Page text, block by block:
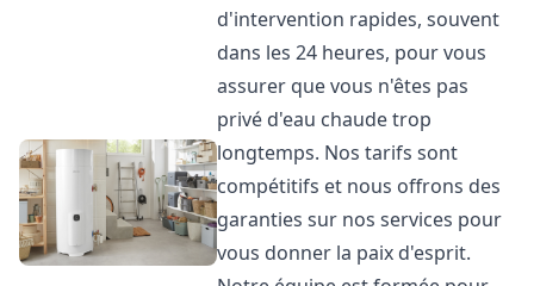
d'intervention rapides, souvent
dans les 24 heures, pour vous
assurer que vous n'êtes pas
privé d'eau chaude trop
longtemps. Nos tarifs sont
compétitifs et nous offrons des
garanties sur nos services pour
vous donner la paix d'esprit.